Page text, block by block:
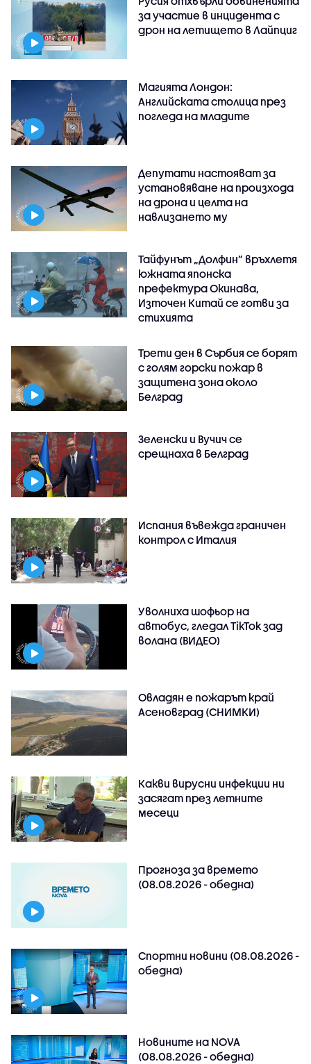
за участие в инцидента с
дрон на летището в Лайпциг
Магията Лондон:
Английската столица през
погледа на младите
Депутати настояват за
установяване на произхода
на дрона и целта на
навлизането му
Тайфунът „Долфин” връхлетя
южната японска
префектура Окинава,
Източен Китай се готви за
стихията
Трети ден в Сърбия се борят
с голям горски пожар в
защитена зона около
Белград
Зеленски и Вучич се
срещнаха в Белград
Испания въвежда граничен
контрол с Италия
Уволниха шофьор на
автобус, гледал TikTok зад
волана (ВИДЕО)
Овладян е пожарът край
Асеновград (СНИМКИ)
Какви вирусни инфекции ни
засягат през летните
месеци
Прогноза за времето
(08.08.2026 - обедна)
Спортни новини (08.08.2026 -
обедна)
Новините на NOVA
(08.08.2026 - обедна)